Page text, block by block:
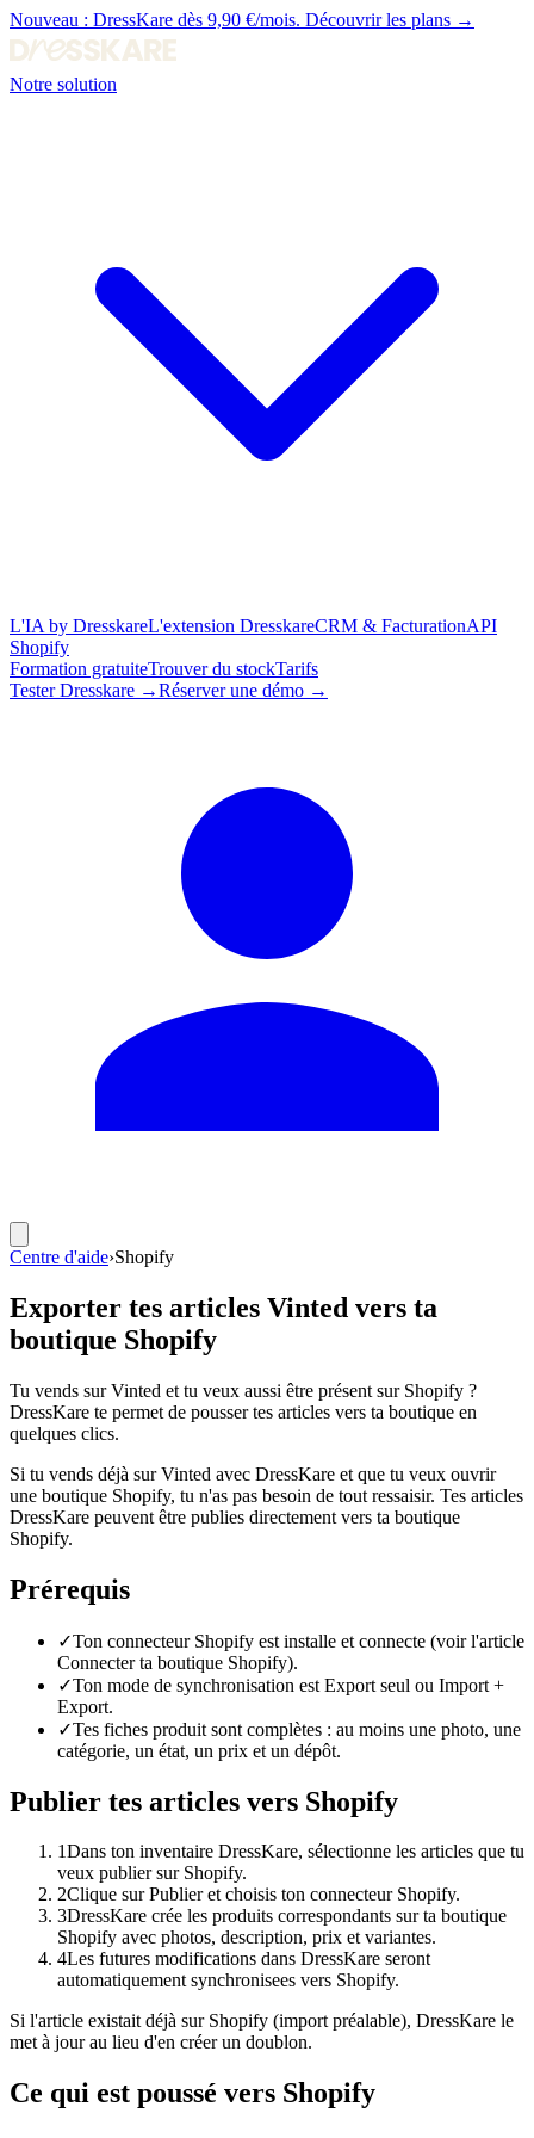
Nouveau : DressKare dès 9,90 €/mois. Découvrir les plans →
Notre solution
L'IA by DresskareL'extension DresskareCRM & FacturationAPI
Shopify
Formation gratuiteTrouver du stockTarifs
Tester Dresskare →Réserver une démo →
Centre d'aide›Shopify
Exporter tes articles Vinted vers ta
boutique Shopify
Tu vends sur Vinted et tu veux aussi être présent sur Shopify ?
DressKare te permet de pousser tes articles vers ta boutique en
quelques clics.
Si tu vends déjà sur Vinted avec DressKare et que tu veux ouvrir
une boutique Shopify, tu n'as pas besoin de tout ressaisir. Tes articles
DressKare peuvent être publies directement vers ta boutique
Shopify.
Prérequis
✓Ton connecteur Shopify est installe et connecte (voir l'article
Connecter ta boutique Shopify).
✓Ton mode de synchronisation est Export seul ou Import +
Export.
✓Tes fiches produit sont complètes : au moins une photo, une
catégorie, un état, un prix et un dépôt.
Publier tes articles vers Shopify
1Dans ton inventaire DressKare, sélectionne les articles que tu
veux publier sur Shopify.
2Clique sur Publier et choisis ton connecteur Shopify.
3DressKare crée les produits correspondants sur ta boutique
Shopify avec photos, description, prix et variantes.
4Les futures modifications dans DressKare seront
automatiquement synchronisees vers Shopify.
Si l'article existait déjà sur Shopify (import préalable), DressKare le
met à jour au lieu d'en créer un doublon.
Ce qui est poussé vers Shopify